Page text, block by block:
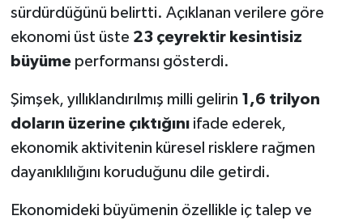
sürdürdüğünü belirtti. Açıklanan verilere göre
ekonomi üst üste 23 çeyrektir kesintisiz
büyümeperformansı gösterdi.
Şimşek, yıllıklandırılmış milli gelirin 1,6 trilyon
doların üzerine çıktığınıifade ederek,
ekonomik aktivitenin küresel risklere rağmen
dayanıklılığını koruduğunu dile getirdi.
Ekonomideki büyümenin özellikle iç talep ve